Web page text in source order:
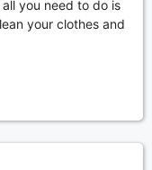
you need to do is
your clothes and